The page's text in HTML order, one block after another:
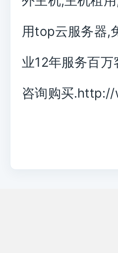
用top云服务器,
业12年服务百
咨询购买